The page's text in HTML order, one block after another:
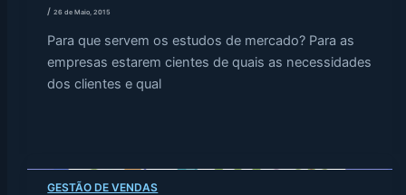
/26 de Maio, 2015
Para que servem os estudos de mercado? Para as
empresas estarem cientes de quais as necessidades
dos clientes e qual
GESTÃO DE VENDAS